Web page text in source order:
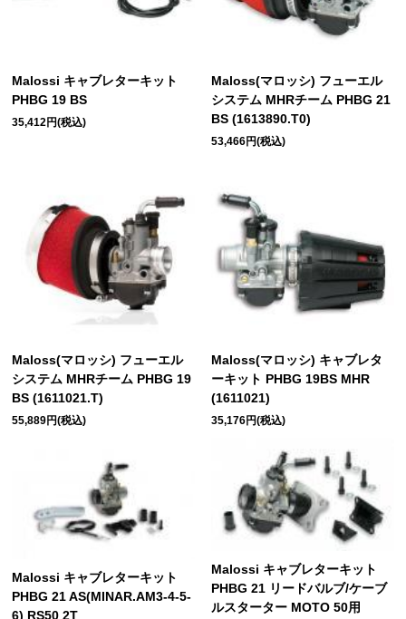
Malossi キャブレターキット
PHBG 19 BS
35,412円(税込)
Maloss(マロッシ) フューエル
システム MHRチーム PHBG 21
BS (1613890.T0)
53,466円(税込)
Maloss(マロッシ) フューエル
システム MHRチーム PHBG 19
BS (1611021.T)
55,889円(税込)
Maloss(マロッシ) キャブレタ
ーキット PHBG 19BS MHR
(1611021)
35,176円(税込)
Malossi キャブレターキット
PHBG 21 AS(MINAR.AM3-4-5-
6) RS50 2T
Malossi キャブレターキット
PHBG 21 リードバルブ/ケーブ
ルスターター MOTO 50用